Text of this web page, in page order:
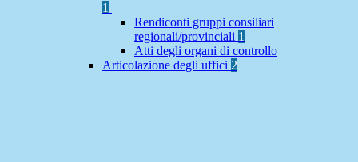
1
Rendiconti gruppi consiliari
regionali/provinciali 1
Atti degli organi di controllo
Articolazione degli uffici 2